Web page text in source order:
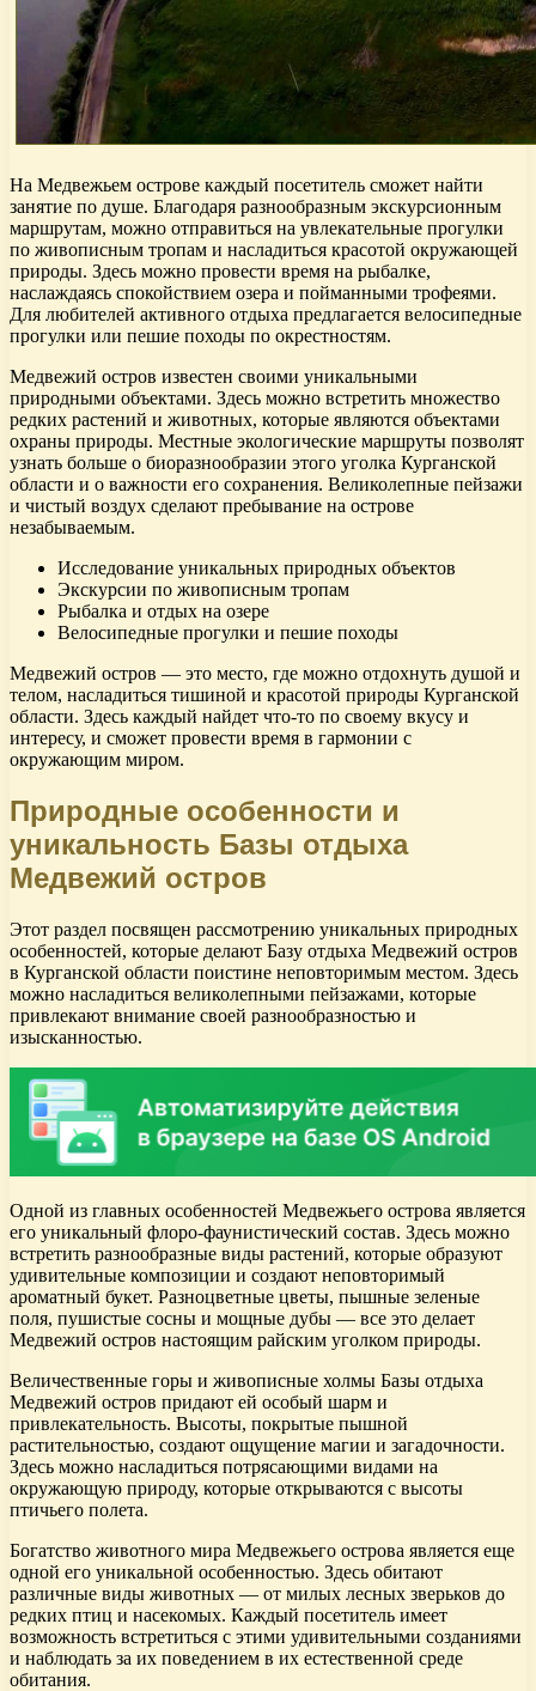
На Медвежьем острове каждый посетитель сможет найти
занятие по душе. Благодаря разнообразным экскурсионным
маршрутам, можно отправиться на увлекательные прогулки
по живописным тропам и насладиться красотой окружающей
природы. Здесь можно провести время на рыбалке,
наслаждаясь спокойствием озера и пойманными трофеями.
Для любителей активного отдыха предлагается велосипедные
прогулки или пешие походы по окрестностям.
Медвежий остров известен своими уникальными
природными объектами. Здесь можно встретить множество
редких растений и животных, которые являются объектами
охраны природы. Местные экологические маршруты позволят
узнать больше о биоразнообразии этого уголка Курганской
области и о важности его сохранения. Великолепные пейзажи
и чистый воздух сделают пребывание на острове
незабываемым.
Исследование уникальных природных объектов
Экскурсии по живописным тропам
Рыбалка и отдых на озере
Велосипедные прогулки и пешие походы
Медвежий остров — это место, где можно отдохнуть душой и
телом, насладиться тишиной и красотой природы Курганской
области. Здесь каждый найдет что-то по своему вкусу и
интересу, и сможет провести время в гармонии с
окружающим миром.
Природные особенности и
уникальность Базы отдыха
Медвежий остров
Этот раздел посвящен рассмотрению уникальных природных
особенностей, которые делают Базу отдыха Медвежий остров
в Курганской области поистине неповторимым местом. Здесь
можно насладиться великолепными пейзажами, которые
привлекают внимание своей разнообразностью и
изысканностью.
Одной из главных особенностей Медвежьего острова является
его уникальный флоро-фаунистический состав. Здесь можно
встретить разнообразные виды растений, которые образуют
удивительные композиции и создают неповторимый
ароматный букет. Разноцветные цветы, пышные зеленые
поля, пушистые сосны и мощные дубы — все это делает
Медвежий остров настоящим райским уголком природы.
Величественные горы и живописные холмы Базы отдыха
Медвежий остров придают ей особый шарм и
привлекательность. Высоты, покрытые пышной
растительностью, создают ощущение магии и загадочности.
Здесь можно насладиться потрясающими видами на
окружающую природу, которые открываются с высоты
птичьего полета.
Богатство животного мира Медвежьего острова является еще
одной его уникальной особенностью. Здесь обитают
различные виды животных — от милых лесных зверьков до
редких птиц и насекомых. Каждый посетитель имеет
возможность встретиться с этими удивительными созданиями
и наблюдать за их поведением в их естественной среде
обитания.